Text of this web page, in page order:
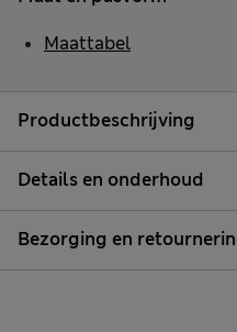
Productbeschrijving
Details en onderhoud
Bezorging en
Maattabel